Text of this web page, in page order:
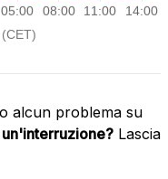
alcun problema su
Lascia